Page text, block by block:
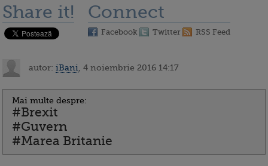
Share it! Connect
Facebook Twitter RSS Feed
autor: iBani , 4 noiembrie 2016 14:17
Mai multe despre:
#Brexit
#Guvern
#Marea Britanie